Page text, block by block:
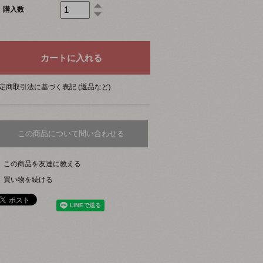
購入数
商取引法に基づく表記 (返品など)
この商品について問い合わせる
この商品を友達に教える
買い物を続ける